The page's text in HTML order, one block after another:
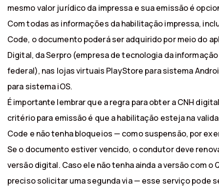
mesmo valor jurídico da impressa e sua emissão é
Com todas as informações da habilitação impressa,
Code, o documento poderá ser adquirido por meio do
Digital, da Serpro (empresa de tecnologia da
federal), nas lojas virtuais PlayStore para sistema
para sistema iOS.
É importante lembrar que a regra para obter a CNH
critério para emissão é que a habilitação esteja na
Code e não tenha bloqueios — como suspensão, por
Se o documento estiver vencido, o condutor deve
versão digital. Caso ele não tenha ainda a versão com o
preciso solicitar uma segunda via — esse serviço pode